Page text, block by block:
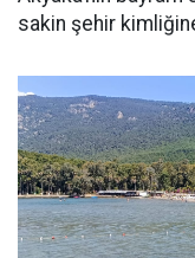
sakin şehir